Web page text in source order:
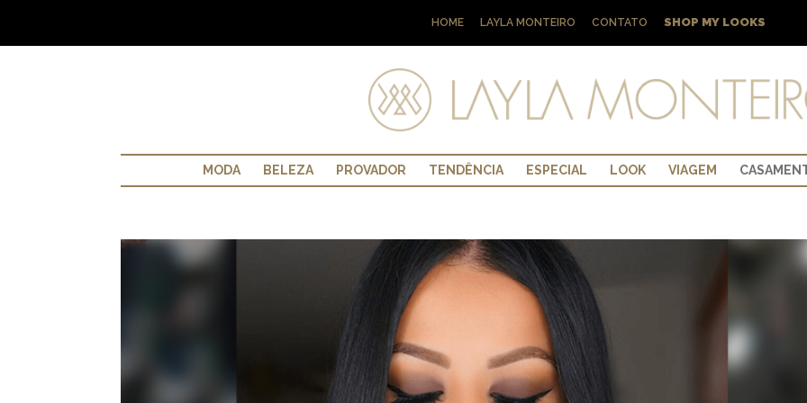
HOME LAYLA MONTEIRO CONTATO SHOP MY LOOKS
MODA BELEZA PROVADOR TENDÊNCIA ESPECIAL LOOK VIAGEM